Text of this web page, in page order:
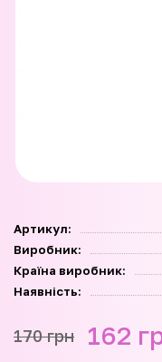
Артикул:
Виробник:
Країна виробник:
Наявність:
170 грн 162